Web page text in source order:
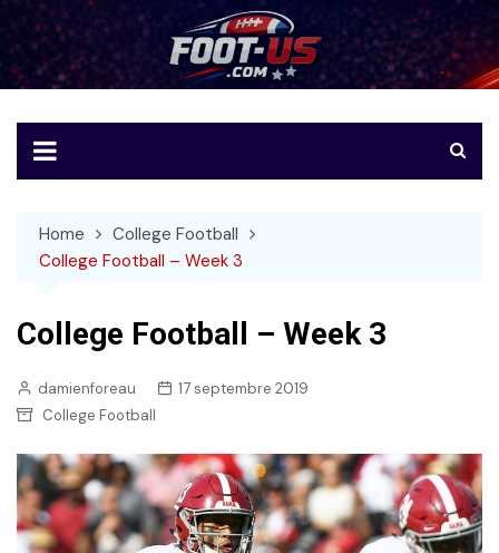
to
content
Foot-US
Le football américain en français
Home
College Football
College Football – Week 3
College Football – Week 3
damienforeau
17 septembre 2019
College Football